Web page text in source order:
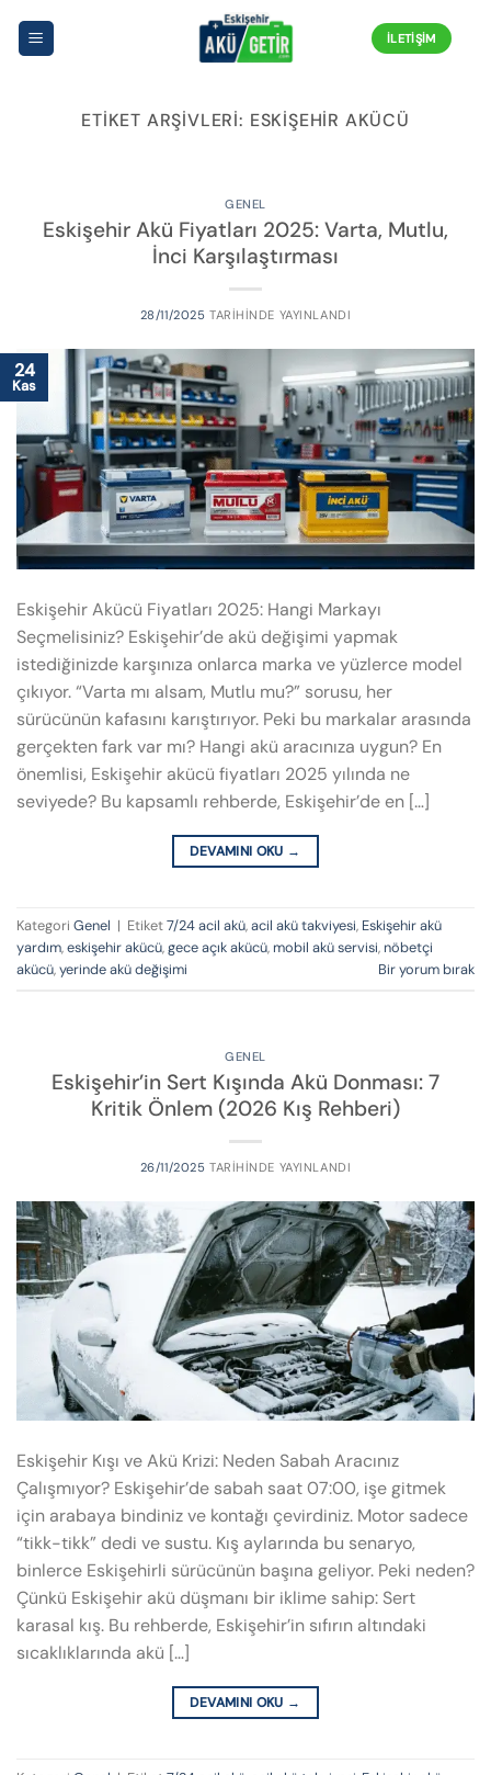
atla
İLETIŞIM
ETIKET ARŞIVLERI: ESKIŞEHIR AKÜCÜ
GENEL
Eskişehir Akü Fiyatları 2025: Varta, Mutlu,
İnci Karşılaştırması
28/11/2025 TARIHINDE YAYINLANDI
28
Kas
Eskişehir Akücü Fiyatları 2025: Hangi Markayı
Seçmelisiniz? Eskişehir’de akü değişimi yapmak
istediğinizde karşınıza onlarca marka ve yüzlerce model
çıkıyor. “Varta mı alsam, Mutlu mu?” sorusu, her
sürücünün kafasını karıştırıyor. Peki bu markalar arasında
gerçekten fark var mı? Hangi akü aracınıza uygun? En
önemlisi, Eskişehir akücü fiyatları 2025 yılında ne
seviyede? Bu kapsamlı rehberde, Eskişehir’de en […]
DEVAMINI OKU →
Kategori Genel | Etiket7/24 acil akü,acil akü takviyesi, Eskişehir akü
yardım,eskişehir akücü,gece açık akücü, mobil akü servisi, nöbetçi
akücü,yerinde akü değişimi Bir yorum bırak
GENEL
Eskişehir’in Sert Kışında Akü Donması: 7
Kritik Önlem (2026 Kış Rehberi)
26/11/2025 TARIHINDE YAYINLANDI
26
Kas
Eskişehir Kışı ve Akü Krizi: Neden Sabah Aracınız
Çalışmıyor? Eskişehir’de sabah saat 07:00, işe gitmek
için arabaya bindiniz ve kontağı çevirdiniz. Motor sadece
“tikk-tikk” dedi ve sustu. Kış aylarında bu senaryo,
binlerce Eskişehirli sürücünün başına geliyor. Peki neden?
Çünkü Eskişehir akü düşmanı bir iklime sahip: Sert
karasal kış. Bu rehberde, Eskişehir’in sıfırın altındaki
sıcaklıklarında akü […]
DEVAMINI OKU →
24
Kas